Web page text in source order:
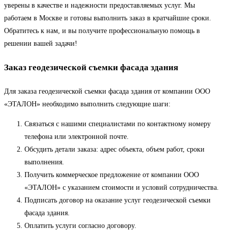
уверены в качестве и надежности предоставляемых услуг. Мы
работаем в Москве и готовы выполнить заказ в кратчайшие сроки.
Обратитесь к нам, и вы получите профессиональную помощь в
решении вашей задачи!
Заказ геодезической съемки фасада здания
Для заказа геодезической съемки фасада здания от компании ООО
«ЭТАЛОН» необходимо выполнить следующие шаги:
Связаться с нашими специалистами по контактному номеру
телефона или электронной почте.
Обсудить детали заказа: адрес объекта, объем работ, сроки
выполнения.
Получить коммерческое предложение от компании ООО
«ЭТАЛОН» с указанием стоимости и условий сотрудничества.
Подписать договор на оказание услуг геодезической съемки
фасада здания.
Оплатить услуги согласно договору.